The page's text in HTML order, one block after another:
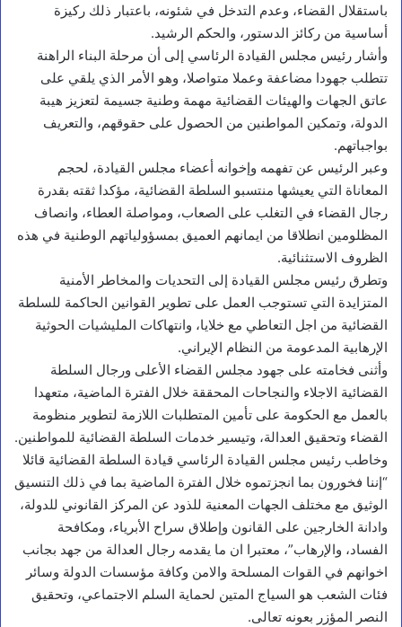
باستقلال القضاء، وعدم التدخل في شئونه، باعتبار ذلك ركيزة
أساسية من ركائز الدستور، والحكم الرشيد.
وأشار رئيس مجلس القيادة الرئاسي إلى أن مرحلة البناء الراهنة
تتطلب جهودا مضاعفة وعملا متواصلا، وهو الأمر الذي يلقي على
عاتق الجهات والهيئات القضائية مهمة وطنية جسيمة لتعزيز هيبة
الدولة، وتمكين المواطنين من الحصول على حقوقهم، والتعريف
بواجباتهم.
وعبر الرئيس عن تفهمه وإخوانه أعضاء مجلس القيادة، لحجم
المعاناة التي يعيشها منتسبو السلطة القضائية، مؤكدا ثقته بقدرة
رجال القضاء في التغلب على الصعاب، ومواصلة العطاء، وانصاف
المظلومين انطلاقا من ايمانهم العميق بمسؤولياتهم الوطنية في هذه
الظروف الاستثنائية.
وتطرق رئيس مجلس القيادة إلى التحديات والمخاطر الأمنية
المتزايدة التي تستوجب العمل على تطوير القوانين الحاكمة للسلطة
القضائية من اجل التعاطي مع خلايا، وانتهاكات المليشيات الحوثية
الإرهابية المدعومة من النظام الإيراني.
وأثنى فخامته على جهود مجلس القضاء الأعلى ورجال السلطة
القضائية الاجلاء والنجاحات المحققة خلال الفترة الماضية، متعهدا
بالعمل مع الحكومة على تأمين المتطلبات اللازمة لتطوير منظومة
القضاء وتحقيق العدالة، وتيسير خدمات السلطة القضائية للمواطنين.
وخاطب رئيس مجلس القيادة الرئاسي قيادة السلطة القضائية قائلا
“إننا فخورون بما انجزتموه خلال الفترة الماضية بما في ذلك التنسيق
الوثيق مع مختلف الجهات المعنية للذود عن المركز القانوني للدولة،
وادانة الخارجين على القانون وإطلاق سراح الأبرياء، ومكافحة
الفساد، والإرهاب”، معتبرا ان ما يقدمه رجال العدالة من جهد بجانب
اخوانهم في القوات المسلحة والامن وكافة مؤسسات الدولة وسائر
فئات الشعب هو السياج المتين لحماية السلم الاجتماعي، وتحقيق
النصر المؤزر بعونه تعالى.